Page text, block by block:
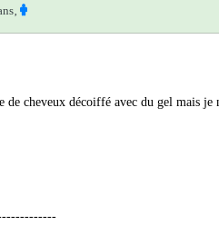
cheveux décoiffé avec du gel mais